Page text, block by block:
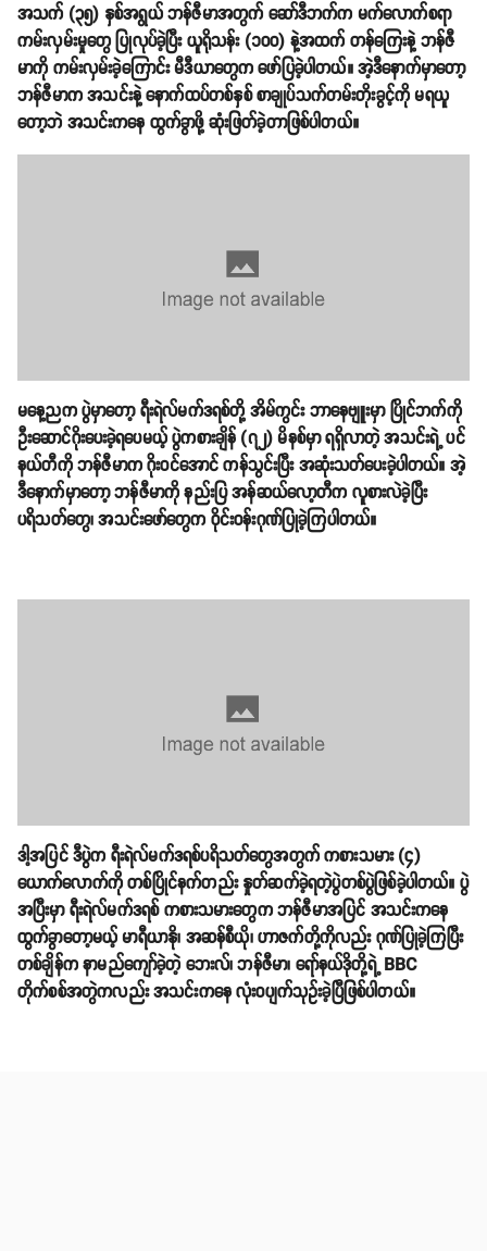
အသက် (၃၅) နှစ်အရွယ် ဘန်ဇီမာအတွက် ‌ဆော်ဒီဘက်က မက်လောက်စရာ
ကမ်းလှမ်းမှုတွေ ပြုလုပ်ခဲ့ပြီး ယူရိုသန်း (၁၀၀) နဲ့အထက် တန်ကြေးနဲ့ ဘန်ဇီ
မာကို ကမ်းလှမ်းခဲ့ကြောင်း မီဒီယာတွေက ဖော်ပြခဲ့ပါတယ်။ အဲ့ဒီနောက်မှာတော့
ဘန်ဇီမာက အသင်းနဲ့ နောက်ထပ်တစ်နှစ် စာချုပ်သက်တမ်းတိုးခွင့်ကို မရယူ
တော့ဘဲ အသင်းကနေ ထွက်ခွာဖို့ ဆုံးဖြတ်ခဲ့တာဖြစ်ပါတယ်။
မနေ့ညက ပွဲမှာတော့ ရီးရဲလ်မက်ဒရစ်တို့ အိမ်ကွင်း ဘာနေဗျူးမှာ ပြိုင်ဘက်ကို
ဦးဆောင်ဂိုးပေးခဲ့ရပေမယ့် ပွဲကစားချိန် (၇၂) မိနစ်မှာ ရရှိလာတဲ့ အသင်းရဲ့ ပင်
နယ်တီကို ဘန်ဇီမာက ဂိုးဝင်အောင် ကန်သွင်းပြီး အဆုံးသတ်ပေးခဲ့ပါတယ်။ အဲ့
ဒီနောက်မှာတော့ ဘန်ဇီမာကို နည်းပြ အန်ဆယ်လော့တီက လူစားလဲခဲ့ပြီး
ပရိသတ်တွေ၊ အသင်းဖော်တွေက ဝိုင်းဝန်းဂုဏ်ပြုခဲ့ကြပါတယ်။
ဒါ့အပြင် ဒီပွဲက ရီးရဲလ်မက်ဒရစ်ပရိသတ်တွေအတွက် ကစားသမား (၄)
ယောက်လောက်ကို တစ်ပြိုင်နက်တည်း နှုတ်ဆက်ခဲ့ရတဲ့ပွဲတစ်ပွဲဖြစ်ခဲ့ပါတယ်။ ပွဲ
အပြီးမှာ ရီးရဲလ်မက်ဒရစ် ကစားသမားတွေက ဘန်ဇီမာအပြင် အသင်းကနေ
ထွက်ခွာတော့မယ့် မာရီယာနို၊ အဆန်စီယို၊ ဟာဇက်တို့ကိုလည်း ဂုဏ်ပြုခဲ့ကြပြီး
တစ်ချိန်က နာမည်ကျော်ခဲ့တဲ့ ဘေးလ်၊ ဘန်ဇီမာ၊ ရော်နယ်ဒိုတို့ရဲ့ BBC
တိုက်စစ်အတွဲကလည်း အသင်းကနေ လုံးဝပျက်သုဥ်းခဲ့ပြီဖြစ်ပါတယ်။